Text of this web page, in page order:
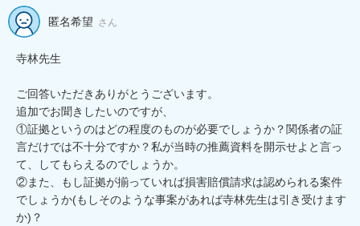
匿名希望 さん
寺林先生
ご回答いただきありがとうございます。
追加でお聞きしたいのですが、
①証拠というのはどの程度のものが必要でしょうか？関係者の証
言だけでは不十分ですか？私が当時の推薦資料を開示せよと言っ
て、してもらえるのでしょうか。
②また、もし証拠が揃っていれば損害賠償請求は認められる案件
でしょうか(もしそのような事案があれば寺林先生は引き受けます
か)？